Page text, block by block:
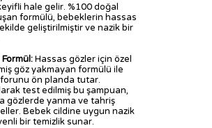
hale gelir. %100 doğal
formülü, bebeklerin hassas
geliştirilmiştir ve nazik bir
Hassas gözler için özel
göz yakmayan formülü ile
ön planda tutar.
test edilmiş bu şampuan,
gözlerde yanma ve tahriş
Bebek cildine uygun nazik
bir temizlik sunar.